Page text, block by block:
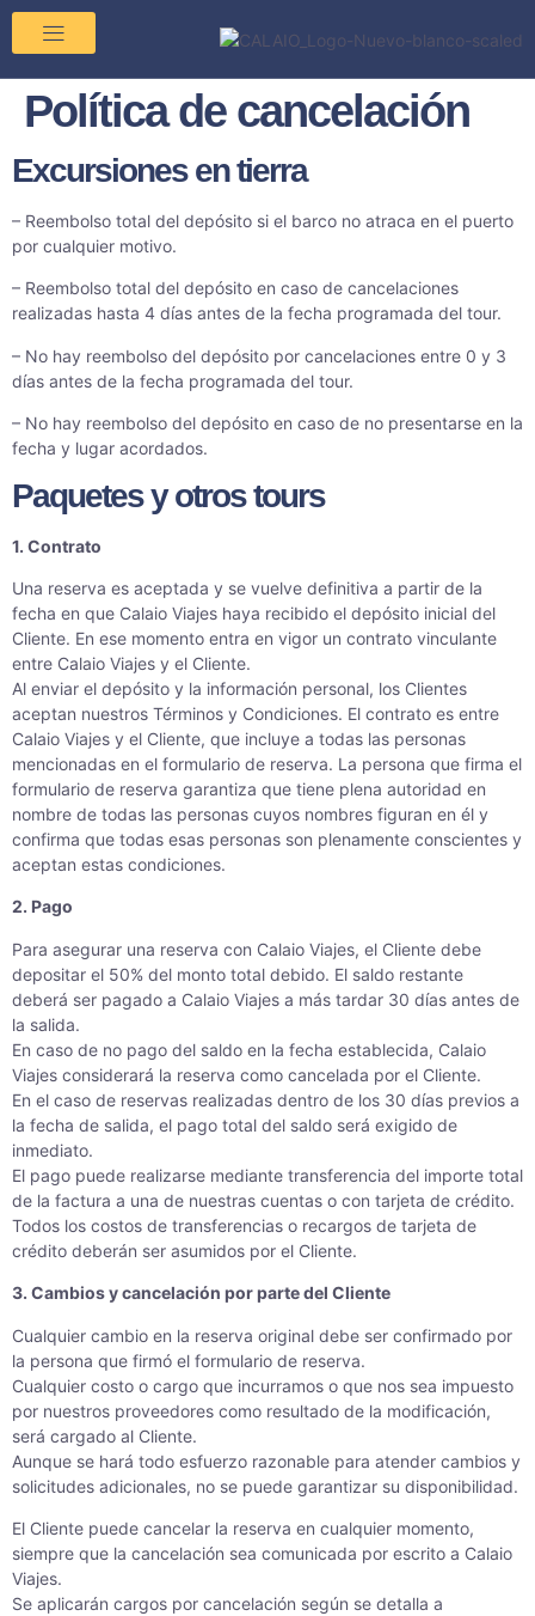
Política de cancelación
Excursiones en tierra
– Reembolso total del depósito si el barco no atraca en el puerto
por cualquier motivo.
– Reembolso total del depósito en caso de cancelaciones
realizadas hasta 4 días antes de la fecha programada del tour.
– No hay reembolso del depósito por cancelaciones entre 0 y 3
días antes de la fecha programada del tour.
– No hay reembolso del depósito en caso de no presentarse en la
fecha y lugar acordados.
Paquetes y otros tours
1. Contrato
Una reserva es aceptada y se vuelve definitiva a partir de la
fecha en que Calaio Viajes haya recibido el depósito inicial del
Cliente. En ese momento entra en vigor un contrato vinculante
entre Calaio Viajes y el Cliente.
Al enviar el depósito y la información personal, los Clientes
aceptan nuestros Términos y Condiciones. El contrato es entre
Calaio Viajes y el Cliente, que incluye a todas las personas
mencionadas en el formulario de reserva. La persona que firma el
formulario de reserva garantiza que tiene plena autoridad en
nombre de todas las personas cuyos nombres figuran en él y
confirma que todas esas personas son plenamente conscientes y
aceptan estas condiciones.
2. Pago
Para asegurar una reserva con Calaio Viajes, el Cliente debe
depositar el 50% del monto total debido. El saldo restante
deberá ser pagado a Calaio Viajes a más tardar 30 días antes de
la salida.
En caso de no pago del saldo en la fecha establecida, Calaio
Viajes considerará la reserva como cancelada por el Cliente.
En el caso de reservas realizadas dentro de los 30 días previos a
la fecha de salida, el pago total del saldo será exigido de
inmediato.
El pago puede realizarse mediante transferencia del importe total
de la factura a una de nuestras cuentas o con tarjeta de crédito.
Todos los costos de transferencias o recargos de tarjeta de
crédito deberán ser asumidos por el Cliente.
3. Cambios y cancelación por parte del Cliente
Cualquier cambio en la reserva original debe ser confirmado por
la persona que firmó el formulario de reserva.
Cualquier costo o cargo que incurramos o que nos sea impuesto
por nuestros proveedores como resultado de la modificación,
será cargado al Cliente.
Aunque se hará todo esfuerzo razonable para atender cambios y
solicitudes adicionales, no se puede garantizar su disponibilidad.
El Cliente puede cancelar la reserva en cualquier momento,
siempre que la cancelación sea comunicada por escrito a Calaio
Viajes.
Se aplicarán cargos por cancelación según se detalla a